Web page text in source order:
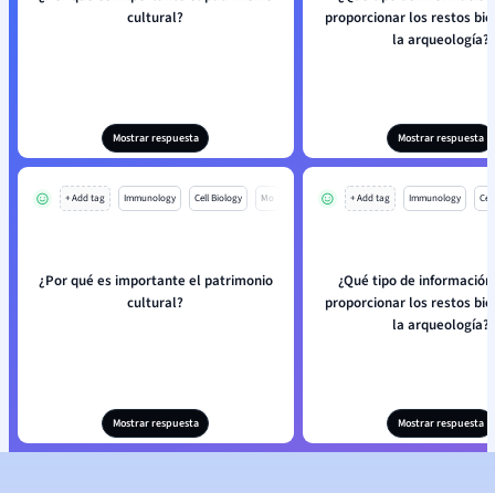
cultural?
Mostrar respuesta
proporcionar los restos
la arqueología?
Mostrar respuesta
+ Add tag Immunology Cell Biology Mo
¿Por qué es importante el patrimonio
cultural?
Mostrar respuesta
+ Add tag Immunology
¿Qué tipo de
proporcionar los restos
la arqueología?
Mostrar respuesta